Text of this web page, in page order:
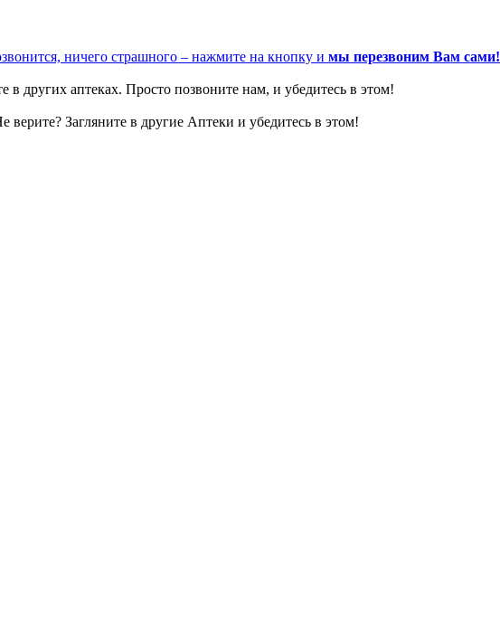
ничего страшного – нажмите на кнопку и мы перезвоним Вам сами!
других аптеках. Просто позвоните нам, и убедитесь в этом!
Загляните в другие Аптеки и убедитесь в этом!